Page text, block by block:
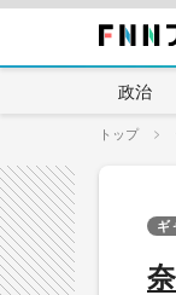
政治
トップ
ギ